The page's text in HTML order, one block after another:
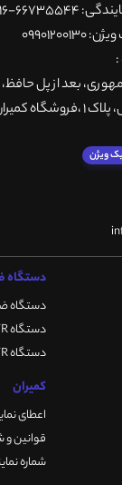
66739127
بعد از پل
کمیران
ویژن
دستگاه
دستگاه
دستگاه DVR هایک ویژن
دستگاه NVR هایک ویژن
کمیران
اعطای
قوانین و
شماره